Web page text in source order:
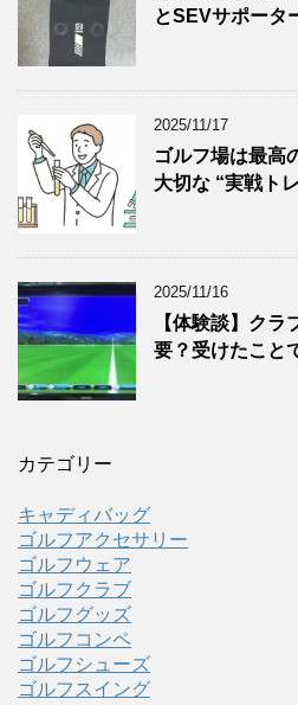
とSEVサポータ
2025/11/17
ゴルフ場は最高
大切な “実戦ト
2025/11/16
【体験談】ク
要？受けたこと
カテゴリー
キャディバッグ
ゴルフアクセサリー
ゴルフウェア
ゴルフクラブ
ゴルフグッズ
ゴルフコンペ
ゴルフシューズ
ゴルフスイング